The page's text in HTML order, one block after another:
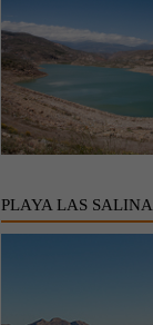
PLAYA LAS